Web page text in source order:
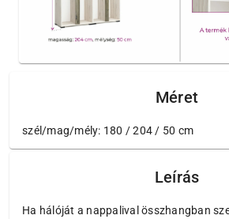
Méret
szél/mag/mély: 180 / 204 / 50 cm
Leírás
Ha hálóját a nappalival összhangban